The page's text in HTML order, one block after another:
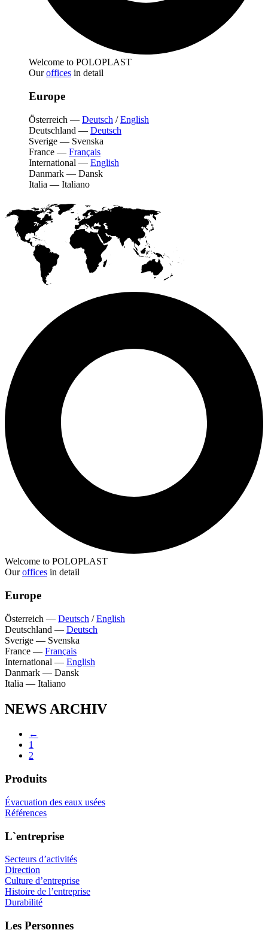
Welcome to POLOPLAST
Ouroffices in detail
Europe
Österreich — Deutsch /English
Deutschland — Deutsch
Sverige — Svenska
France — Français
International — English
Danmark — Dansk
Italia — Italiano
Welcome to POLOPLAST
Ouroffices in detail
Europe
Österreich — Deutsch /English
Deutschland — Deutsch
Sverige — Svenska
France — Français
International — English
Danmark — Dansk
Italia — Italiano
NEWS ARCHIV
←
1
2
Produits
Évacuation des eaux usées
Références
L`entreprise
Secteurs d’activités
Direction
Culture d’entreprise
Histoire de l’entreprise
Durabilité
Les Personnes